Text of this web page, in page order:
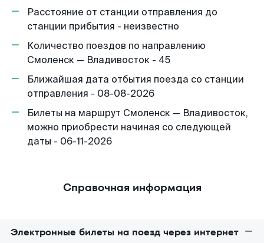
Расстояние от станции отправления до
станции прибытия - неизвестно
Количество поездов по направлению
Смоленск — Владивосток - 45
Ближайшая дата отбытия поезда со станции
отправления - 08-08-2026
Билеты на маршрут Смоленск — Владивосток,
можно приобрести начиная со следующей
даты - 06-11-2026
Справочная информация
Электронные билеты на поезд через интернет